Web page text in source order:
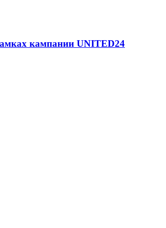
кампании UNITED24